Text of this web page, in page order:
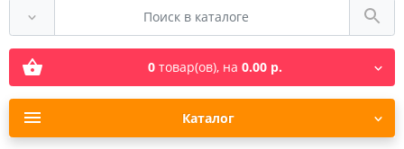
0товар(ов), на 0.00 р.
Каталог